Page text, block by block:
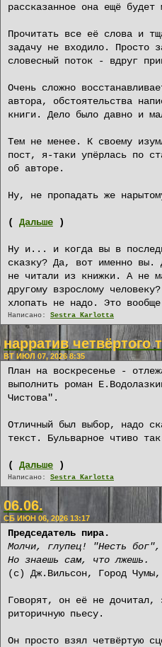
рассказанное она ещё будет
Прочитать все её слова и
задачу не входило. Просто
словесный поток - вдруг
Очень сложно
автора, обстоятельства
книги. Дело было давно и
Тем не менее. К своему
пост, я-таки упёрлась по
об авторе.
Ну, не пропадать же
( Дальше )
Ну и... и когда вы в
сказку? Да, вот именно вы.
не читали из книжки. А не
другому взрослому
хлопать не надо. Это
Написано: Sestra Karlotta
нарратив четвёртого
ВТ ИЮЛ 07, 2026 8:35
План на воскресенье -
выполнить роман
Чистова".
Отличный был выбор, надо
текст. Бульварное чтиво
( Дальше )
Написано: Sestra Karlotta
06.06.
СБ ИЮН 06, 2026 13:17
Председатель пира.
Молчи, глупец! "Несть
Но знаешь сам, что лжешь.
(с) Дж.Вильсон, Город Чумы,
Говорят, он её не дочитал,
риторичную пьесу.
Он просто взял четвёртую